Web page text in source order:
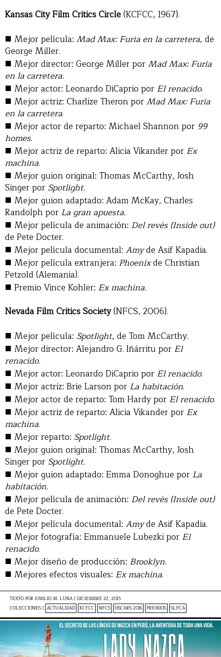
Kansas City Film Critics Circle(KCFCC, 1967).
■ Mejor película: Mad Max: Furia en la carretera, de
George Miller.
■ Mejor director: George Miller porMad Max: Furia
en la carretera.
■ Mejor actor: Leonardo DiCaprio por El renacido.
■ Mejor actriz: Charlize Theron porMad Max: Furia
en la carretera.
■ Mejor actor de reparto: Michael Shannon por 99
homes.
■ Mejor actriz de reparto: Alicia Vikander por Ex
machina.
■ Mejor guion original: Thomas McCarthy, Josh
Singer por Spotlight.
■ Mejor guion adaptado: Adam McKay, Charles
Randolph por La gran apuesta.
■ Mejor película de animación: Del revés (Inside out)
de Pete Docter.
■ Mejor película documental: Amyde Asif Kapadia.
■ Mejor película extranjera: Phoenixde Christian
Petzold (Alemania).
■ Premio Vince Kohler: Ex machina.
Nevada Film Critics Society(NFCS, 2006).
■ Mejor película: Spotlight, de Tom McCarthy.
■ Mejor director: Alejandro G. Iñárritu por El
renacido.
■ Mejor actor: Leonardo DiCaprio por El renacido.
■ Mejor actriz: Brie Larson por La habitación.
■ Mejor actor de reparto: Tom Hardy por El renacido.
■ Mejor actriz de reparto: Alicia Vikander por Ex
machina.
■ Mejor reparto: Spotlight.
■ Mejor guion original: Thomas McCarthy, Josh
Singer por Spotlight.
■ Mejor guion adaptado: Emma Donoghue por La
habitación.
■ Mejor película de animación: Del revés (Inside out)
de Pete Docter.
■ Mejor película documental: Amyde Asif Kapadia.
■ Mejor fotografía: Emmanuele Lubezki por El
renacido.
■ Mejor diseño de producción: Brooklyn.
■ Mejores efectos visuales: Ex machina.
TEXTO POR EMILIO M. LUNA | DICIEMBRE 22, 2015
COLECCIONES | ACTUALIDAD KCFCC NFCS OSCARS 2016 PREMIOS SLFCA